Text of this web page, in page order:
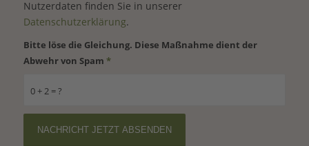
Nutzerdaten finden Sie in unserer
Datenschutzerklärung.
0 + 2 = ?
Bitte löse die Gleichung. Diese Maßnahme dient der
Abwehr von Spam *